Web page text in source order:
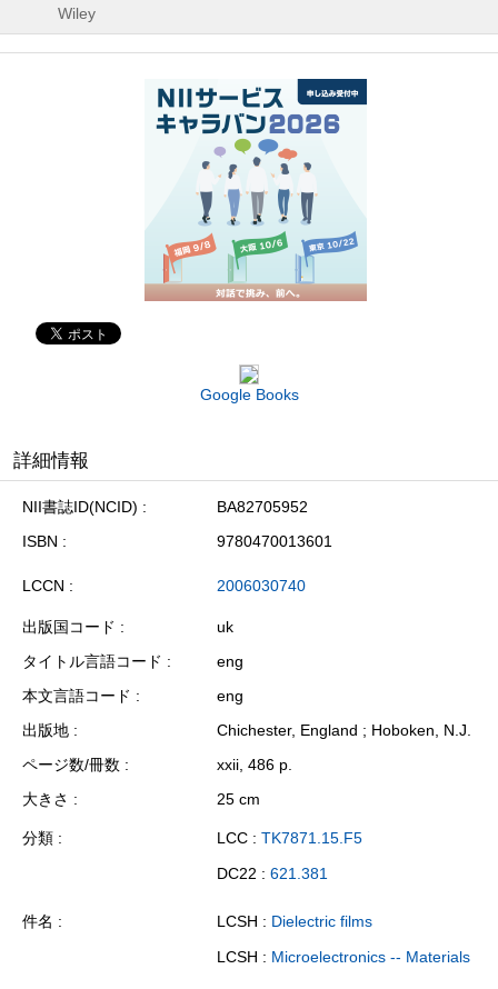
Wiley
Google Books
詳細情報
NII書誌ID(NCID)
BA82705952
ISBN
9780470013601
LCCN 2006030740
出版国コード
uk
タイトル言語コード
eng
本文言語コード
eng
出版地
Chichester, England ; Hoboken, N.J.
ページ数/冊数
xxii, 486 p.
大きさ
25 cm
分類 LCC : TK7871.15.F5
DC22 : 621.381
件名 LCSH : Dielectric films
LCSH : Microelectronics -- Materials